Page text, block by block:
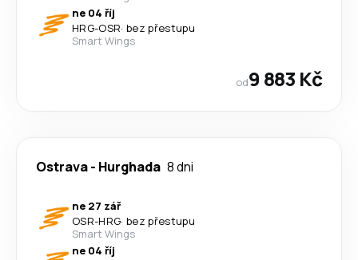
ne 04 říj
HRG-OSR· bez přestupu
Smart Wings
od9 883 Kč
Ostrava- Hurghada 8 dni
ne 27 zář
OSR-HRG· bez přestupu
Smart Wings
ne 04 říj